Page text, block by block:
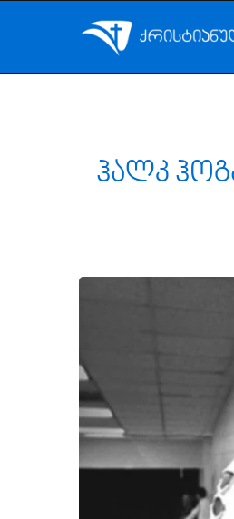
ჰალკ